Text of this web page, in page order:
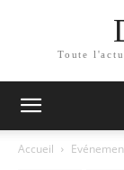
Toute
Accueil